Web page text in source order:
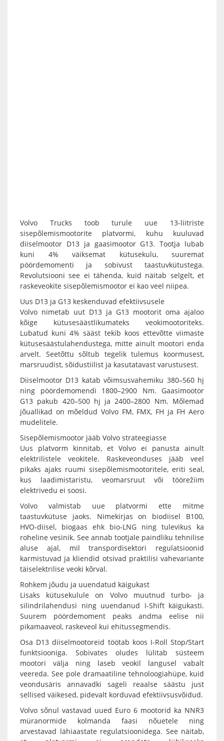
Volvo Trucks toob turule uue 13-liitriste
sisepõlemismootorite platvormi, kuhu kuuluvad
diiselmootor D13 ja gaasimootor G13. Tootja lubab
kuni 4% väiksemat kütusekulu, suuremat
pöördemomenti ja sobivust taastuvkütustega.
Revolutsiooni see ei tähenda, kuid näitab selgelt, et
raskeveokite sisepõlemismootor ei kao veel niipea.
Uus D13 ja G13 keskenduvad efektiivsusele
Volvo nimetab uut D13 ja G13 mootorit oma ajaloo
kõige kütusesäästlikumateks veokimootoriteks.
Lubatud kuni 4% sääst tekib koos ettevõtte viimaste
kütusesäästulahendustega, mitte ainult mootori enda
arvelt. Seetõttu sõltub tegelik tulemus koormusest,
marsruudist, sõidustiilist ja kasutatavast varustusest.
Diiselmootor D13 katab võimsusvahemiku 380–560 hj
ning pöördemomendi 1800–2900 Nm. Gaasimootor
G13 pakub 420–500 hj ja 2400–2800 Nm. Mõlemad
jõuallikad on mõeldud Volvo FM, FMX, FH ja FH Aero
mudelitele.
Sisepõlemismootor jääb Volvo strateegiasse
Uus platvorm kinnitab, et Volvo ei panusta ainult
elektrilistele veokitele. Raskeveonduses jääb veel
pikaks ajaks ruumi sisepõlemismootoritele, eriti seal,
kus laadimistaristu, veomarsruut või töörežiim
elektrivedu ei soosi.
Volvo valmistab uue platvormi ette mitme
taastuvkütuse jaoks. Nimekirjas on biodiisel B100,
HVO-diisel, biogaas ehk bio-LNG ning tulevikus ka
roheline vesinik. See annab tootjale paindliku tehnilise
aluse ajal, mil transpordisektori regulatsioonid
karmistuvad ja kliendid otsivad praktilisi vahevariante
täiselektrilise veoki kõrval.
Rohkem jõudu ja uuendatud käigukast
Lisaks kütusekulule on Volvo muutnud turbo- ja
silindrilahendusi ning uuendanud I-Shift käigukasti.
Suurem pöördemoment peaks andma eelise nii
pikamaaveol, raskeveol kui ehitussegmendis.
Osa D13 diiselmootoreid töötab koos I-Roll Stop/Start
funktsiooniga. Sobivates oludes lülitab süsteem
mootori välja ning laseb veokil langusel vabalt
veereda. See pole dramaatiline tehnoloogiahüpe, kuid
veondusäris annavadki sageli reaalse säästu just
sellised väikesed, pidevalt korduvad efektiivsusvõidud.
Volvo sõnul vastavad uued Euro 6 mootorid ka NNR3
müranormide kolmanda faasi nõuetele ning
arvestavad lähiaastate regulatsioonidega. See näitab,